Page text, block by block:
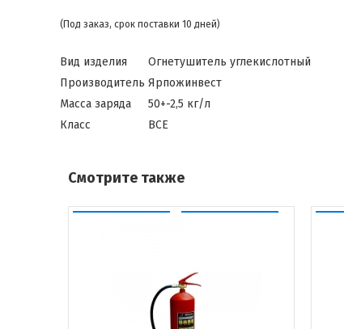
(Под заказ, срок поставки 10 дней)
Вид изделия
Огнетушитель углекислотный
Производитель Ярпожинвест
Масса заряда
50+-2,5 кг/л
Класс
ВСЕ
Смотрите также